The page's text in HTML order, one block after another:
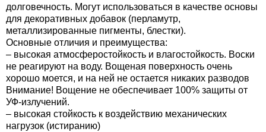
долговечность. Могут использоваться в качестве основы
для декоративных добавок (перламутр,
металлизированные пигменты, блестки).
Основные отличия и преимущества:
– высокая атмосферостойкость и влагостойкость. Воски
не реагируют на воду. Вощеная поверхность очень
хорошо моется, и на ней не остается никаких разводов
Внимание! Вощение не обеспечивает 100% защиты от
УФ-излучений.
– высокая стойкость к воздействию механических
нагрузок (истиранию)